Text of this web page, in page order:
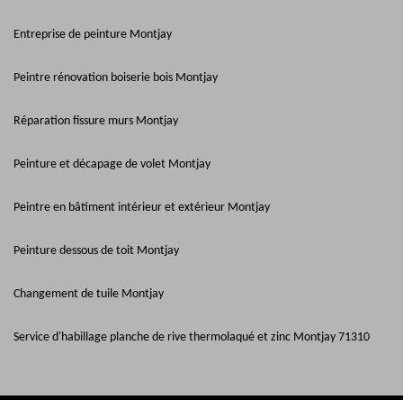
Entreprise de peinture Montjay
Peintre rénovation boiserie bois Montjay
Réparation fissure murs Montjay
Peinture et décapage de volet Montjay
Peintre en bâtiment intérieur et extérieur Montjay
Peinture dessous de toit Montjay
Changement de tuile Montjay
Service d'habillage planche de rive thermolaqué et zinc Montjay 71310